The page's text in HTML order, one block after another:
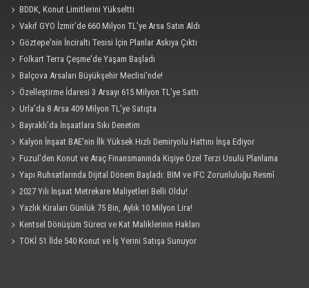
BDDK, Konut Limitlerini Yükseltti
Vakıf GYO İzmir’de 660 Milyon TL’ye Arsa Satın Aldı
Göztepe'nin İnciraltı Tesisi İçin Planlar Askıya Çıktı
Folkart Terra Çeşme'de Yaşam Başladı
Balçova Arsaları Büyükşehir Meclisi'nde!
Özelleştirme İdaresi 3 Arsayı 615 Milyon TL’ye Sattı
Urla’da 8 Arsa 409 Milyon TL’ye Satışta
Bayraklı’da İnşaatlara Sıkı Denetim
Kalyon İnşaat BAE'nin İlk Yüksek Hızlı Demiryolu Hattını İnşa Ediyor
Fuzul’den Konut ve Araç Finansmanında Kişiye Özel Terzi Usulü Planlama
Yapı Ruhsatlarında Dijital Dönem Başladı: BIM ve IFC Zorunluluğu Resmî
Gazete'de
2027 Yılı İnşaat Metrekare Maliyetleri Belli Oldu!
Yazlık Kiraları Günlük 75 Bin, Aylık 10 Milyon Lira!
Kentsel Dönüşüm Süreci ve Kat Maliklerinin Hakları
TOKİ 51 İlde 540 Konut ve İş Yerini Satışa Sunuyor